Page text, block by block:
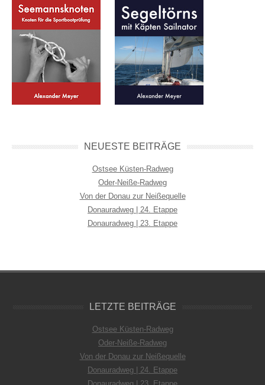
NEUESTE BEITRÄGE
Ostsee Küsten-Radweg
Oder-Neiße-Radweg
Von der Donau zur Neißequelle
Donauradweg | 24. Etappe
Donauradweg | 23. Etappe
LETZTE BEITRÄGE
Ostsee Küsten-Radweg
Oder-Neiße-Radweg
Von der Donau zur Neißequelle
Donauradweg | 24. Etappe